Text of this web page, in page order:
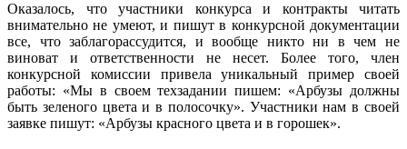
Оказалось, что участники конкурса и контракты читать
внимательно не умеют, и пишут в конкурсной документации
все, что заблагорассудится, и вообще никто ни в чем не
виноват и ответственности не несет. Более того, член
конкурсной комиссии привела уникальный пример своей
работы: «Мы в своем техзадании пишем: «Арбузы должны
быть зеленого цвета и в полосочку». Участники нам в своей
заявке пишут: «Арбузы красного цвета и в горошек».